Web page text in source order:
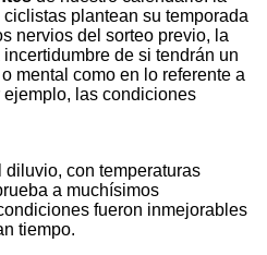
plantean su temporada
nervios del sorteo previo, la
de si tendrán un
mental como en lo referente a
las condiciones
con temperaturas
a muchísimos
fueron inmejorables
tiempo.